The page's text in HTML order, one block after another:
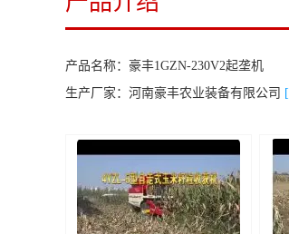
产品名称： 豪丰1GZN-230V2起垄机
生产厂家： 河南豪丰农业装备有限公司